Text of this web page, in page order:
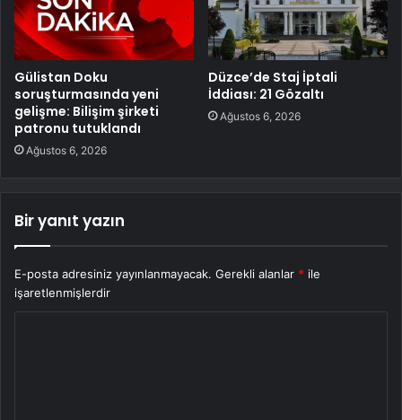
Gülistan Doku
soruşturmasında yeni
gelişme: Bilişim şirketi
patronu tutuklandı
Ağustos 6, 2026
Düzce’de Staj İptali
İddiası: 21 Gözaltı
Ağustos 6, 2026
Bir yanıt yazın
E-posta adresiniz yayınlanmayacak. Gerekli alanlar * ile
işaretlenmişlerdir